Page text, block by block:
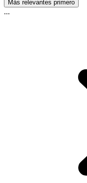
Más relevantes primero
...